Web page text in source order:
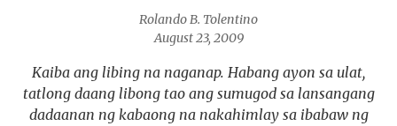
Rolando B. Tolentino
August 23, 2009
Kaiba ang libing na naganap. Habang ayon sa ulat,
tatlong daang libong tao ang sumugod sa lansangang
dadaanan ng kabaong na nakahimlay sa ibabaw ng